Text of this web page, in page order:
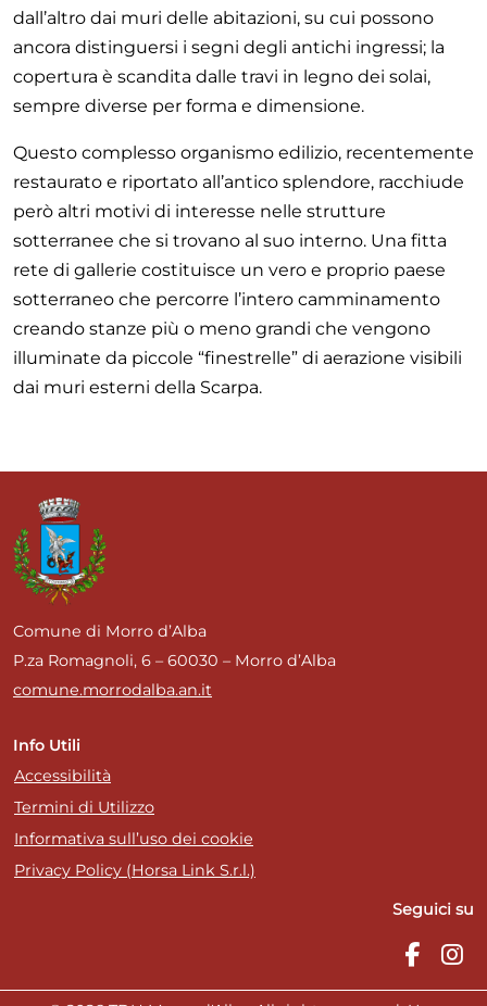
dall’altro dai muri delle abitazioni, su cui possono
ancora distinguersi i segni degli antichi ingressi; la
copertura è scandita dalle travi in legno dei solai,
sempre diverse per forma e dimensione.
Questo complesso organismo edilizio, recentemente
restaurato e riportato all’antico splendore, racchiude
però altri motivi di interesse nelle strutture
sotterranee che si trovano al suo interno. Una fitta
rete di gallerie costituisce un vero e proprio paese
sotterraneo che percorre l’intero camminamento
creando stanze più o meno grandi che vengono
illuminate da piccole “finestrelle” di aerazione visibili
dai muri esterni della Scarpa.
Comune di Morro d’Alba
P.za Romagnoli, 6 – 60030 – Morro d’Alba
comune.morrodalba.an.it
Info Utili
Accessibilità
Termini di Utilizzo
Informativa sull’uso dei cookie
Privacy Policy (Horsa Link S.r.l.)
Seguici su